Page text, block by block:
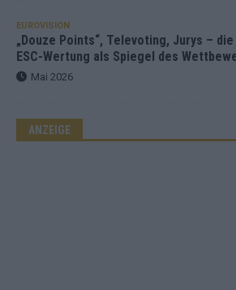
EUROVISION
„Douze Points“, Televoting, Jurys –
ESC-Wertung als Spiegel des
Mai 2026
ANZEIGE